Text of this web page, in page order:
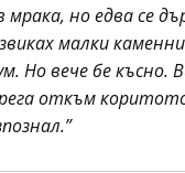
мрака, но едва се
малки
Но вече бе късно.
откъм